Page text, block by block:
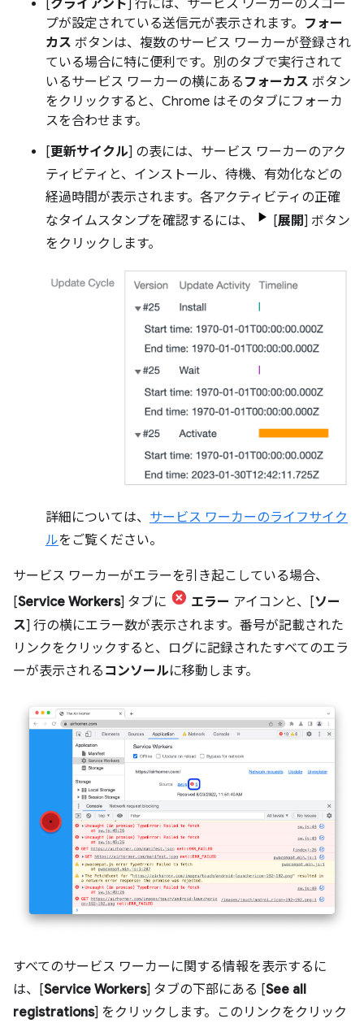
クライアント ] 行には、サービス ワーカーのスコー
プが設定されている送信元が表示されます。 フォー
カス ボタンは、複数のサービス ワーカーが登録され
ている場合に特に便利です。別のタブで実行されて
いるサービス ワーカーの横にある フォーカス ボタン
をクリックすると、Chrome はそのタブにフォーカ
スを合わせます。
[更新サイクル] の表には、サービス ワーカーのアク
ティビティと、インストール、待機、有効化などの
経過時間が表示されます。各アクティビティの正確
なタイムスタンプを確認するには、
[展開] ボタン
をクリックします。
詳細については、 サービス ワーカーのライフサイク
ルをご覧ください。
サービス ワーカーがエラーを引き起こしている場合、
[Service Workers] タブに エラー アイコンと、[ソー
ス] 行の横にエラー数が表示されます。番号が記載された
リンクをクリックすると、ログに記録されたすべてのエラ
ーが表示される コンソールに移動します。
すべてのサービス ワーカーに関する情報を表示するに
は、[Service Workers] タブの下部にある [See all
registrations] をクリックします。このリンクをクリック